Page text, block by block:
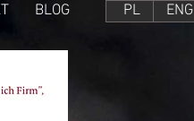
PL ENG
BLOG